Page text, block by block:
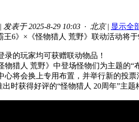
| 发表于 2025-8-29 10:03 · 北京 | 显示全
王6》×《怪物猎人 荒野》联动活动将
录的玩家均可获赠联动物品！
物猎人 荒野》中登场怪物们为主题的“
心将会换上专用布置，并举行新的投票
时获得好评的“怪物猎人 20周年”主题